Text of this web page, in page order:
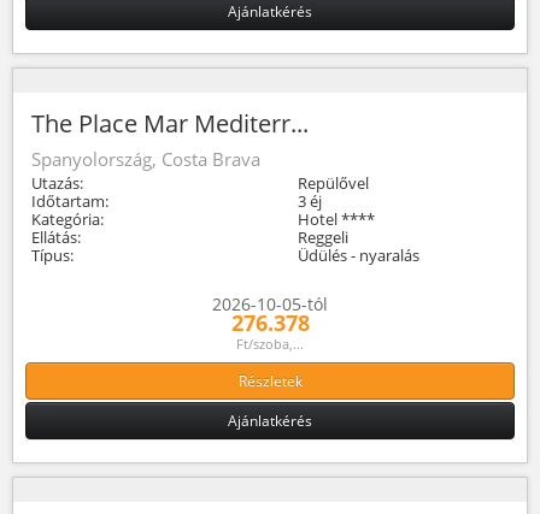
Ajánlatkérés
The Place Mar Mediterr...
Spanyolország, Costa Brava
Utazás:
Repülővel
Időtartam:
3 éj
Kategória:
Hotel ****
Ellátás:
Reggeli
Típus:
Üdülés - nyaralás
2026-10-05-tól
276.378
Ft/szoba,...
Részletek
Ajánlatkérés